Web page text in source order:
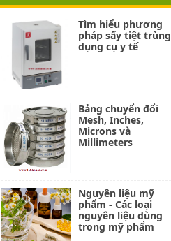
Tìm hiểu phương
pháp sấy tiệt trùng
dụng cụ y tế
Bảng chuyển đổi
Mesh, Inches,
Microns và
Millimeters
Nguyên liệu mỹ
phẩm - Các loại
nguyên liệu dùng
trong mỹ phẩm